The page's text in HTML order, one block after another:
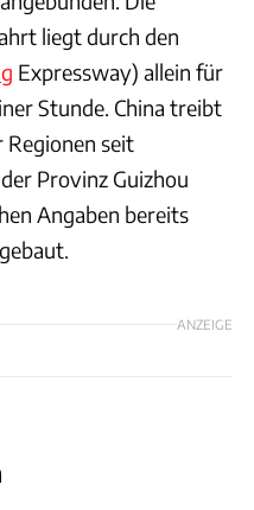
liegt durch den
Expressway) allein für
Stunde. China treibt
seit
Provinz Guizhou
Angaben bereits
ANZEIGE